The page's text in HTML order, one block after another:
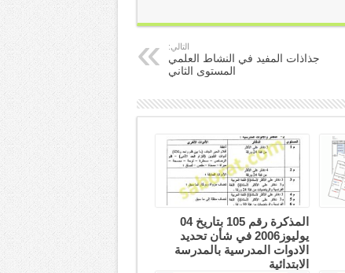
التالي:
جذاذات المفيد في النشاط العلمي
المستوى الثاني
المذكرة رقم 105 بتاريخ 04
يوليوز2006 في شأن تحديد
الادوات المدرسية بالمدرسة
الابتدائية